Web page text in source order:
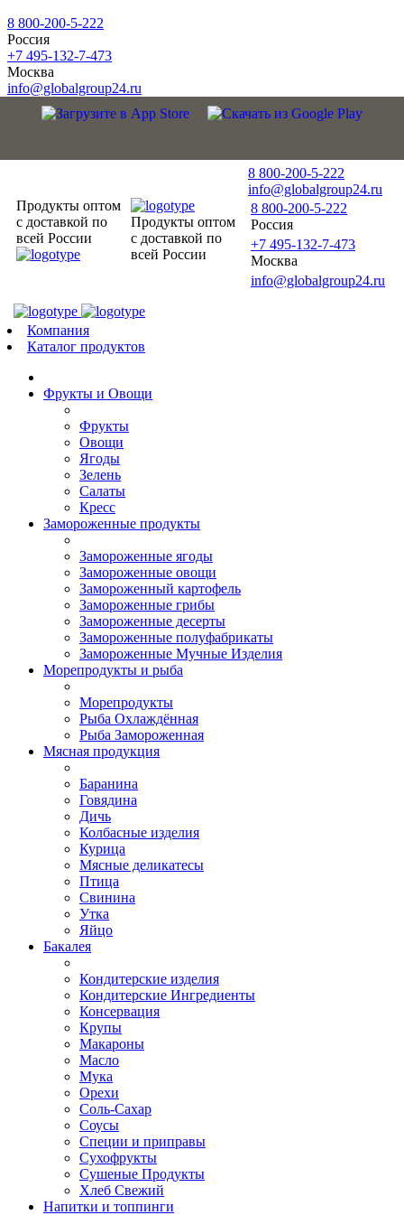
8 800-200-5-222
Россия
+7 495-132-7-473
Москва
info@globalgroup24.ru
Продукты оптом
с доставкой по
всей России
Продукты оптом
с доставкой по
всей России
8 800-200-5-222
info@globalgroup24.ru
8 800-200-5-222
Россия
+7 495-132-7-473
Москва
info@globalgroup24.ru
Компания
Каталог продуктов
Фрукты и Овощи
Фрукты
Овощи
Ягоды
Зелень
Салаты
Кресс
Замороженные продукты
Замороженные ягоды
Замороженные овощи
Замороженный картофель
Замороженные грибы
Замороженные десерты
Замороженные полуфабрикаты
Замороженные Мучные Изделия
Морепродукты и рыба
Морепродукты
Рыба Охлаждённая
Рыба Замороженная
Мясная продукция
Баранина
Говядина
Дичь
Колбасные изделия
Курица
Мясные деликатесы
Птица
Свинина
Утка
Яйцо
Бакалея
Кондитерские изделия
Кондитерские Ингредиенты
Консервация
Крупы
Макароны
Масло
Мука
Орехи
Соль-Сахар
Соусы
Специи и приправы
Сухофрукты
Сушеные Продукты
Хлеб Свежий
Напитки и топпинги